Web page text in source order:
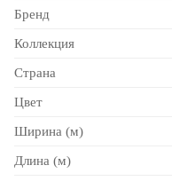
Бренд
Коллекция
Страна
Цвет
Ширина (м)
Длина (м)